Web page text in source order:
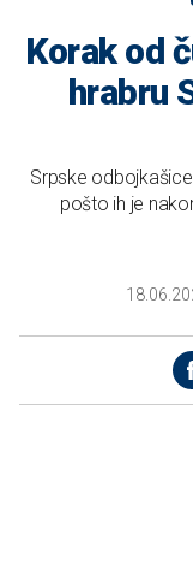
Korak od
hrabru
Srpske
pošto ih je